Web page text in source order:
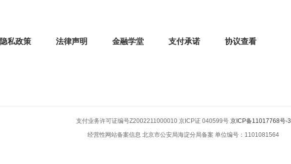
隐私政策 法律声明 金融学堂 支付承诺 协议查看
支付业务许可证编号Z2002211000010 京ICP证 040599号 京ICP备11017768号-3
经营性网站备案信息 北京市公安局海淀分局备案 单位编号：1101081564